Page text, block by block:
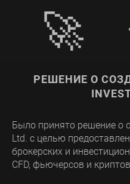
РЕШЕНИЕ О
Было принято решение о
Ltd. с целью
брокерских и
CFD, фьючерсов и
🚀